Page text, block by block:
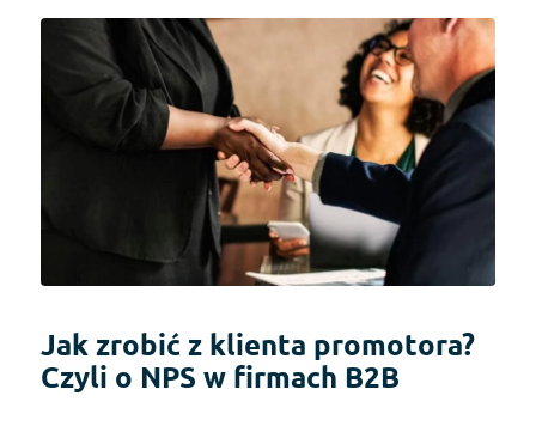
Jak zrobić z klienta promotora?
Czyli o NPS w firmach B2B